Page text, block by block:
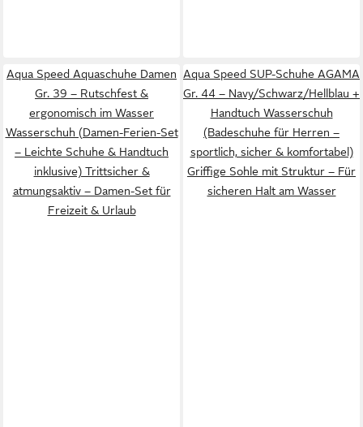
Aqua Speed Aquaschuhe Damen
Gr. 39 – Rutschfest &
ergonomisch im Wasser
Wasserschuh (Damen-Ferien-Set
– Leichte Schuhe & Handtuch
inklusive) Trittsicher &
atmungsaktiv – Damen-Set für
Freizeit & Urlaub
Aqua Speed SUP-Schuhe AGAMA
Gr. 44 – Navy/Schwarz/Hellblau +
Handtuch Wasserschuh
(Badeschuhe für Herren –
sportlich, sicher & komfortabel)
Griffige Sohle mit Struktur – Für
sicheren Halt am Wasser